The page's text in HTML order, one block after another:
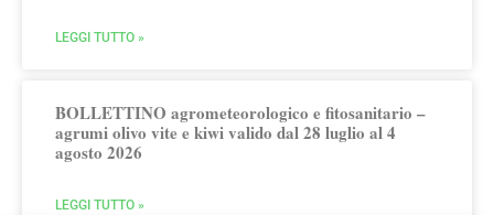
LEGGI TUTTO »
BOLLETTINO agrometeorologico e fitosanitario –
agrumi olivo vite e kiwi valido dal 28 luglio al 4
agosto 2026
LEGGI TUTTO »